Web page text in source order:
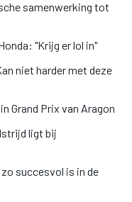
samenwerking tot
"Krijg er lol in"
niet harder met deze
Grand Prix van Aragon
ligt bij
succesvol is in de